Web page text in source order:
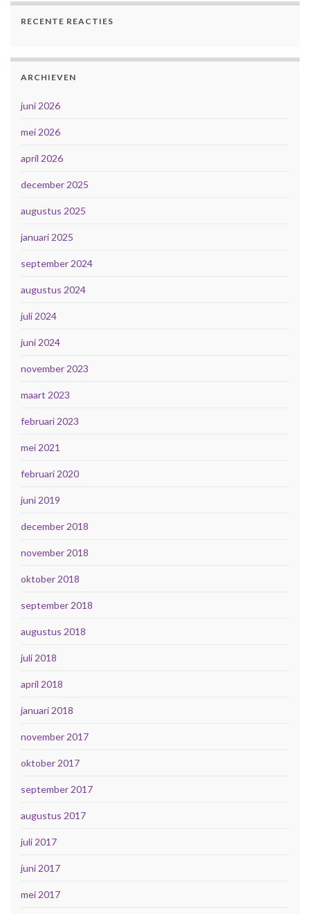
RECENTE REACTIES
ARCHIEVEN
juni 2026
mei 2026
april 2026
december 2025
augustus 2025
januari 2025
september 2024
augustus 2024
juli 2024
juni 2024
november 2023
maart 2023
februari 2023
mei 2021
februari 2020
juni 2019
december 2018
november 2018
oktober 2018
september 2018
augustus 2018
juli 2018
april 2018
januari 2018
november 2017
oktober 2017
september 2017
augustus 2017
juli 2017
juni 2017
mei 2017